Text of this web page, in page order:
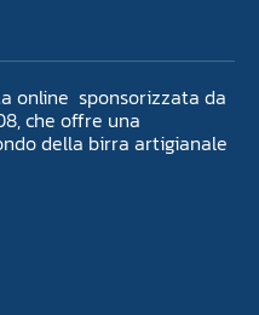
online sponsorizzata da
che offre una
della birra artigianale